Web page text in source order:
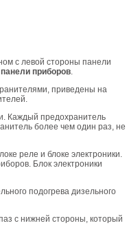
с левой стороны панели
приборов.
приведены на
Каждый предохранитель
более чем один раз, не
реле и блоке электроники.
Блок электроники
подогрева дизельного
с нижней стороны, который